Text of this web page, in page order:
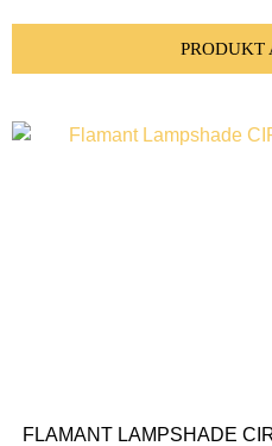
PRODUKT
FLAMANT LAMPSHADE